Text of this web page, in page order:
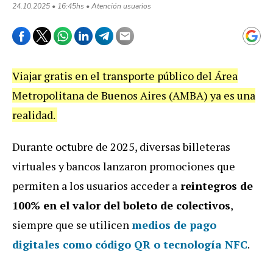
24.10.2025 • 16:45hs • Atención usuarios
Viajar gratis en el transporte público del Área
Metropolitana de Buenos Aires (AMBA) ya es una
realidad.
Durante octubre de 2025, diversas billeteras
virtuales y bancos lanzaron promociones que
permiten a los usuarios acceder a reintegros de
100% en el valor del boleto de colectivos,
siempre que se utilicenmedios de pago
digitales como código QR o tecnología NFC.